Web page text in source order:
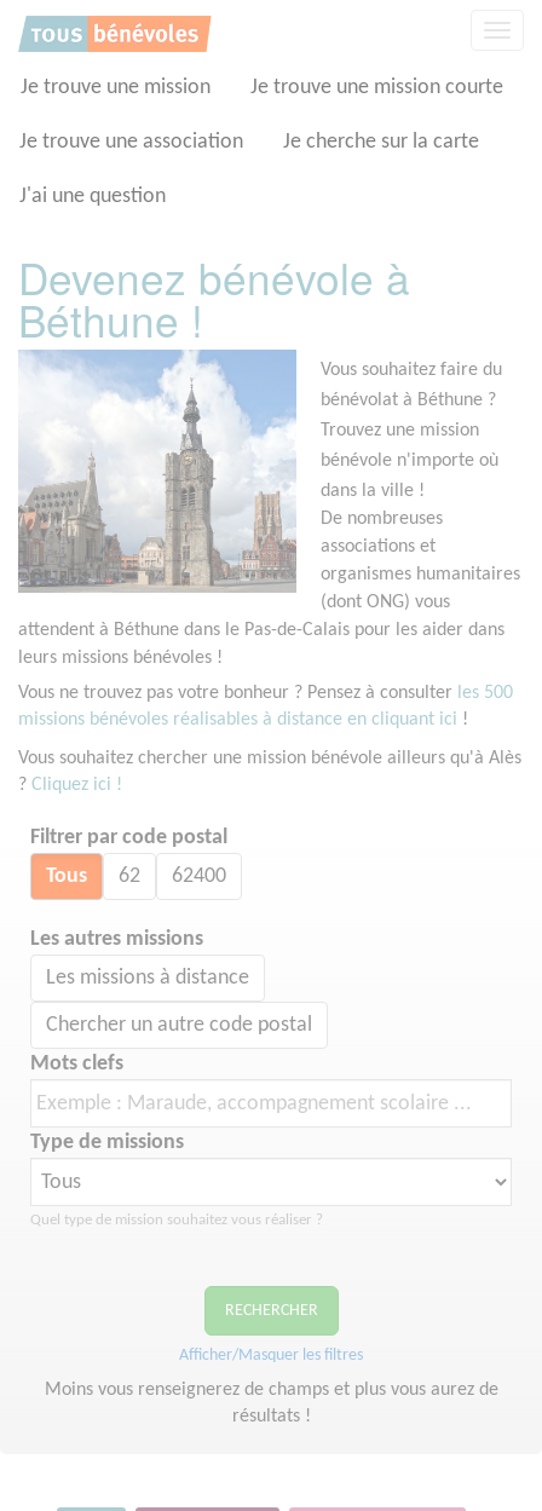
Je trouve une mission Je trouve une mission courte
Je trouve une association Je cherche sur la carte
J'ai une question
Devenez bénévole à
Béthune !
Vous souhaitez faire du
bénévolat à Béthune ?
Trouvez une mission
bénévole n'importe où
dans la ville !
De nombreuses
associations et
organismes humanitaires
(dont ONG) vous
attendent à Béthune dans le Pas-de-Calais pour les aider dans
leurs missions bénévoles !
Vous ne trouvez pas votre bonheur ? Pensez à consulter les 500
missions bénévoles réalisables à distance en cliquant ici !
Vous souhaitez chercher une mission bénévole ailleurs qu'à Alès
? Cliquez ici !
Filtrer par code postal
Tous 62 62400
Les autres missions
Les missions à distance
Chercher un autre code postal
Mots clefs
Type de missions
Quel type de mission souhaitez vous réaliser ?
RECHERCHER
Afficher/Masquer les filtres
Moins vous renseignerez de champs et plus vous aurez de
résultats !
Panneau de gestion des cookies